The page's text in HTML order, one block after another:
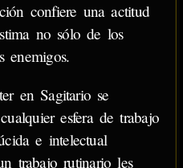
confiere una actitud
no sólo de los
enemigos.
en Sagitario se
esfera de trabajo
e intelectual
trabajo rutinario les